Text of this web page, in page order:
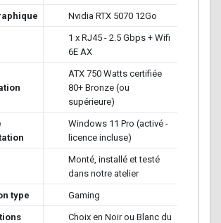
Nvidia RTX 5070 12Go
1 x RJ45 - 2.5 Gbps + Wifi
6E AX
ATX 750 Watts certifiée
80+ Bronze (ou
supérieure)
Windows 11 Pro (activé -
licence incluse)
Monté, installé et testé
dans notre atelier
type Gaming
Choix en Noir ou Blanc du